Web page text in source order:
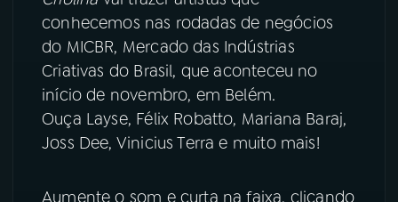
FESTIVAL DE MÚSICA
ACOMPANHE A RÁDIO NACIONAL
YouTube Facebook
conhecemos nas rodadas de negócios
do MICBR, Mercado das Indústrias
Criativas do Brasil, que aconteceu no
início de novembro, em Belém.
Ouça Layse, Félix Robatto, Mariana Baraj,
Joss Dee, Vinicius Terra e muito mais!